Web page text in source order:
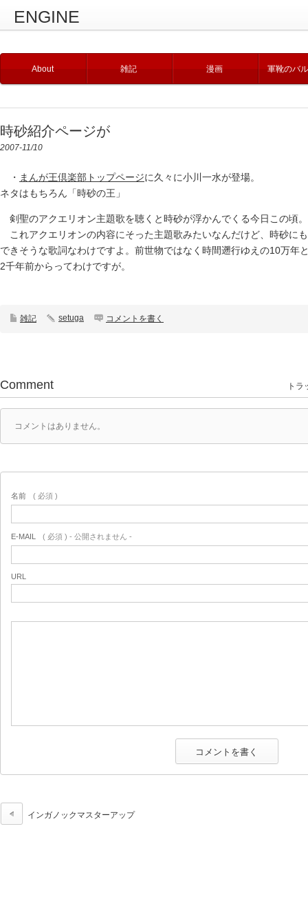
ENGINE
About 雑記 漫画 軍靴のバ
時砂紹介ページが
2007-11/10
・ まんが王倶楽部トップページに久々に小川一水が登場。
ネタはもちろん「時砂の王」
剣聖のアクエリオン主題歌を聴くと時砂が浮かんでくる今日この頃。
これアクエリオンの内容にそった主題歌みたいなんだけど、時砂に
できそうな歌詞なわけですよ。前世物ではなく時間遡行ゆえの10万年
2千年前からってわけですが。
雑記 setuga コメントを書く
Comment トラ
コメントはありません。
名前 ( 必須 )
E-MAIL ( 必須 ) - 公開されません -
URL
インガノックマスターアップ